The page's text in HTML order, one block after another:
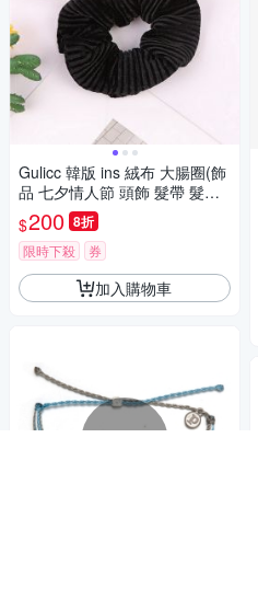
Gulicc 韓版 ins 絨布 大腸圈(飾
品 七夕情人節 頭飾 髮帶 髮箍
生日禮物 主題穿搭 約會 )
$200 8折
限時下殺 券
加入購物車